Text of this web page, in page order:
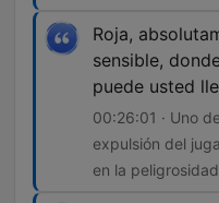
Roja,
sensible,
puede usted
00:26:01 · Uno
expulsión del
en la